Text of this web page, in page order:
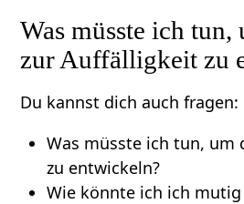
Was müsste ich
zur Auffälligkeit zu
Du kannst dich auch fragen:
Was müsste ich tun, um
zu entwickeln?
Wie könnte ich ich mutig